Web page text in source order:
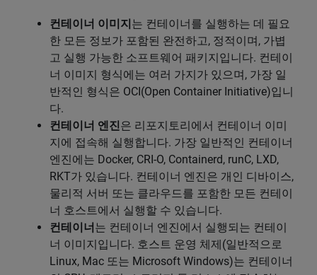
컨테이너 이미지는 컨테이너를 실행하는 데 필요
한 모든 정보가 포함된 완전하고, 정적이며, 가볍
고 실행 가능한 소프트웨어 패키지입니다. 컨테이
너 이미지 형식에는 여러 가지가 있으며, 가장 일
반적인 형식은 OCI(Open Container Initiative)입니
다.
컨테이너 엔진은 리포지토리에서 컨테이너 이미
지에 접속해 실행합니다. 가장 일반적인 컨테이너
엔진에는 Docker, CRI-O, Containerd, runC, LXD,
RKT가 있습니다. 컨테이너 엔진은 개인 디바이스,
물리적 서버 또는 클라우드를 포함한 모든 컨테이
너 호스트에서 실행할 수 있습니다.
컨테이너는 컨테이너 엔진에서 실행되는 컨테이
너 이미지입니다. 호스트 운영 체제(일반적으로
Linux, Mac 또는 Microsoft Windows)는 컨테이너